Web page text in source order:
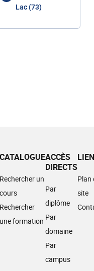
Lac (73)
CATALOGUE
Rechercher un
cours
Rechercher
une formation
ACCÈS
DIRECTS
Par
diplôme
Par
domaine
Par
campus
Plan
site